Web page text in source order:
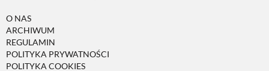
O NAS
ARCHIWUM
REGULAMIN
POLITYKA PRYWATNOŚCI
POLITYKA COOKIES